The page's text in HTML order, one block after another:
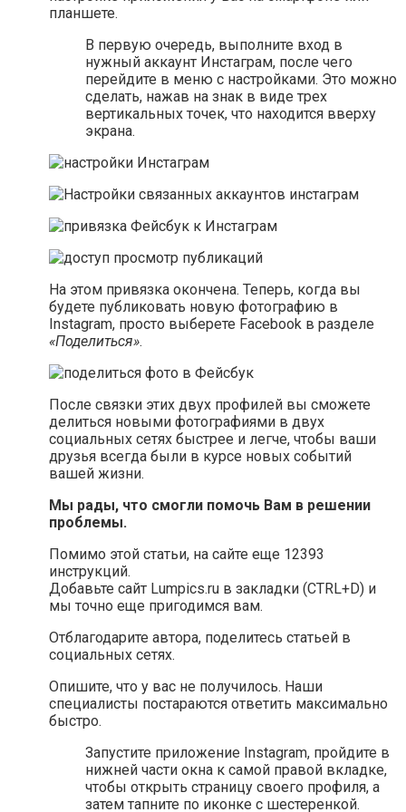
планшете.
В первую очередь, выполните вход в
нужный аккаунт Инстаграм, после чего
перейдите в меню с настройками. Это можно
сделать, нажав на знак в виде трех
вертикальных точек, что находится вверху
экрана.
На этом привязка окончена. Теперь, когда вы
будете публиковать новую фотографию в
Instagram, просто выберете Facebook в разделе
«Поделиться».
После связки этих двух профилей вы сможете
делиться новыми фотографиями в двух
социальных сетях быстрее и легче, чтобы ваши
друзья всегда были в курсе новых событий
вашей жизни.
Мы рады, что смогли помочь Вам в решении
проблемы.
Помимо этой статьи, на сайте еще 12393
инструкций.
Добавьте сайт Lumpics.ru в закладки (CTRL+D) и
мы точно еще пригодимся вам.
Отблагодарите автора, поделитесь статьей в
социальных сетях.
Опишите, что у вас не получилось. Наши
специалисты постараются ответить максимально
быстро.
Запустите приложение Instagram, пройдите в
нижней части окна к самой правой вкладке,
чтобы открыть страницу своего профиля, а
затем тапните по иконке с шестеренкой.